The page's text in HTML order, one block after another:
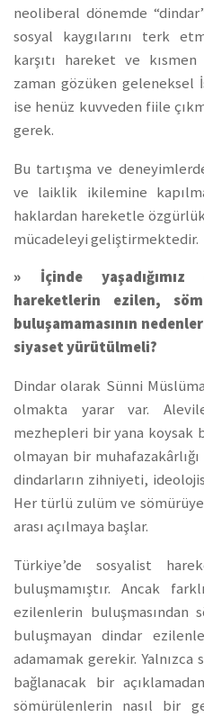
neoliberal dönemde
sosyal kaygılarını terk
karşıtı hareket ve
zaman gözüken geleneksel
ise henüz kuvveden fiile
gerek.
Bu tartışma ve
ve laiklik ikilemine
haklardan hareketle
mücadeleyi geliştirmektedir.
» İçinde yaşadığımız
hareketlerin ezilen,
buluşamamasının
siyaset yürütülmeli?
Dindar olarak Sünni
olmakta yarar var.
mezhepleri bir yana koysak
olmayan bir
dindarların zihniyeti,
Her türlü zulüm ve
arası açılmaya başlar.
Türkiye’de sosyalist
buluşmamıştır. Ancak
ezilenlerin buluşmasından
buluşmayan dindar
adamamak gerekir.
bağlanacak bir
sömürülenlerin nasıl bir